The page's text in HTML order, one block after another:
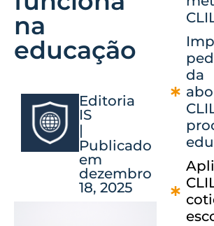
na
educação
Editoria
IS
|
Publicado
em
dezembro
18, 2025
da